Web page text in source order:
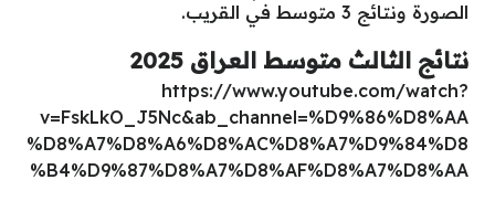
الصورة ونتائج 3 متوسط في القريب.
نتائج الثالث متوسط العراق 2025
https://www.youtube.com/watch?
v=FskLkO_J5Nc&ab_channel=%D9%86%D8%AA
%D8%A7%D8%A6%D8%AC%D8%A7%D9%84%D8
%B4%D9%87%D8%A7%D8%AF%D8%A7%D8%AA